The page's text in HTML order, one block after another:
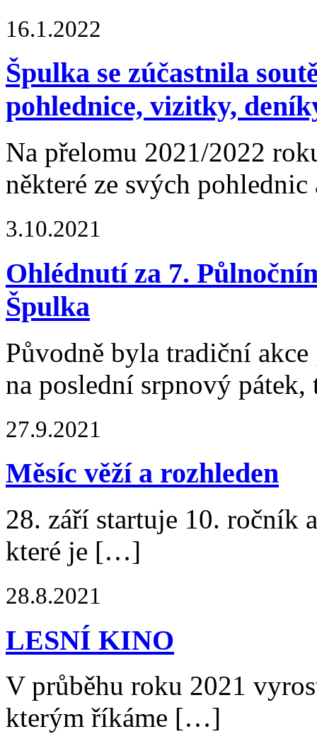
16.1.2022
Špulka se zúčastnila
pohlednice, vizitky,
Na přelomu 2021/2022
některé ze svých
3.10.2021
Ohlédnutí za 7.
Špulka
Původně byla tradiční
na poslední srpnový
27.9.2021
Měsíc věží a rozhleden
28. září startuje 10. ročník
které je […]
28.8.2021
LESNÍ KINO
V průběhu roku 2021
kterým říkáme […]